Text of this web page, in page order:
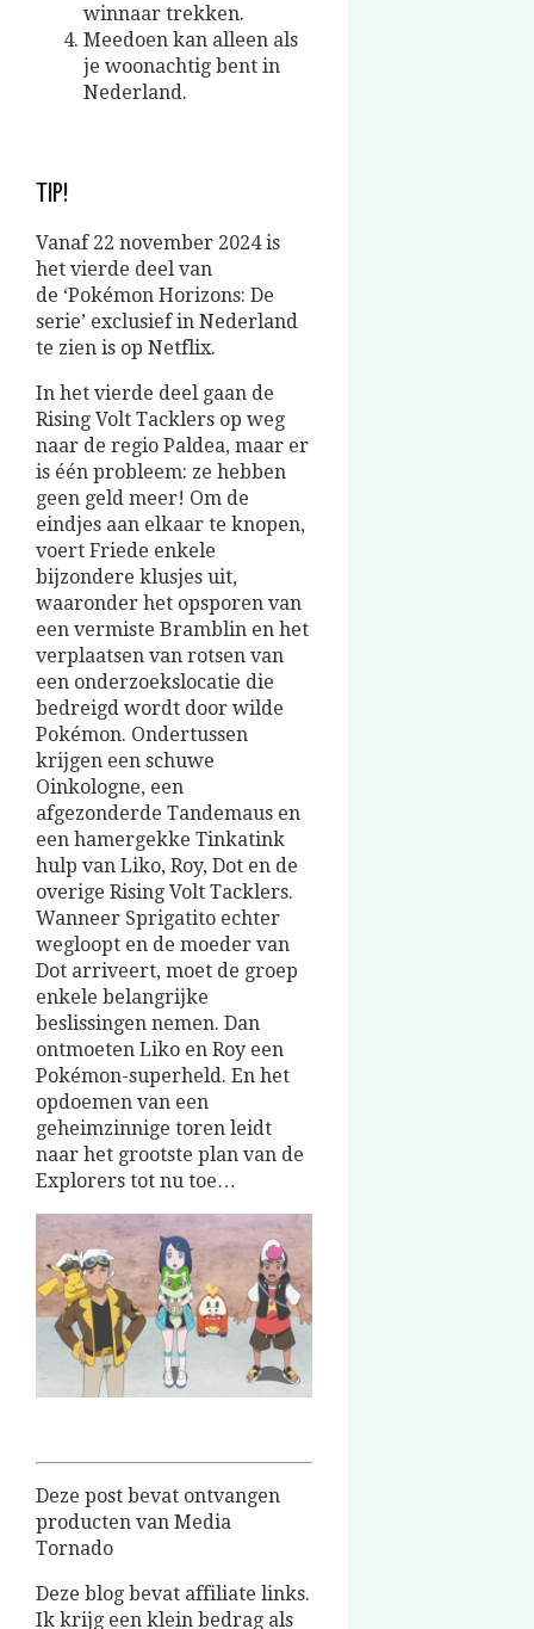
winnaar trekken.
Meedoen kan alleen als
je woonachtig bent in
Nederland.
TIP!
Vanaf 22 november 2024 is
het vierde deel van
de ‘Pokémon Horizons: De
serie’ exclusief in Nederland
te zien is op Netflix.
In het vierde deel gaan de
Rising Volt Tacklers op weg
naar de regio Paldea, maar er
is één probleem: ze hebben
geen geld meer! Om de
eindjes aan elkaar te knopen,
voert Friede enkele
bijzondere klusjes uit,
waaronder het opsporen van
een vermiste Bramblin en het
verplaatsen van rotsen van
een onderzoekslocatie die
bedreigd wordt door wilde
Pokémon. Ondertussen
krijgen een schuwe
Oinkologne, een
afgezonderde Tandemaus en
een hamergekke Tinkatink
hulp van Liko, Roy, Dot en de
overige Rising Volt Tacklers.
Wanneer Sprigatito echter
wegloopt en de moeder van
Dot arriveert, moet de groep
enkele belangrijke
beslissingen nemen. Dan
ontmoeten Liko en Roy een
Pokémon-superheld. En het
opdoemen van een
geheimzinnige toren leidt
naar het grootste plan van de
Explorers tot nu toe…
Deze post bevat ontvangen
producten van Media
Tornado
Deze blog bevat affiliate links.
Ik krijg een klein bedrag als